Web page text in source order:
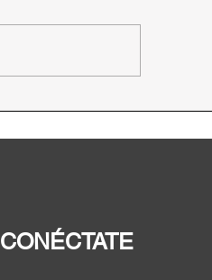
como logro de la
CONÉCTATE